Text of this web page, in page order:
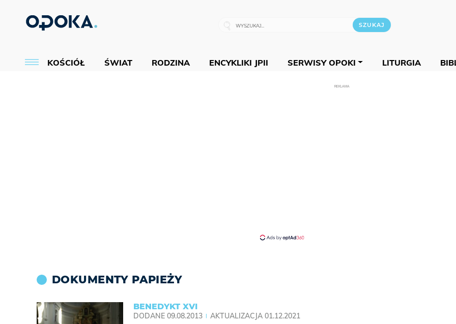
KOŚCIÓŁ ŚWIAT RODZINA ENCYKLIKI JPII SERWISY OPOKI LITURGIA
REKLAMA
DOKUMENTY PAPIEŻY
BENEDYKT XVI
DODANE 09.08.2013 AKTUALIZACJA 01.12.2021